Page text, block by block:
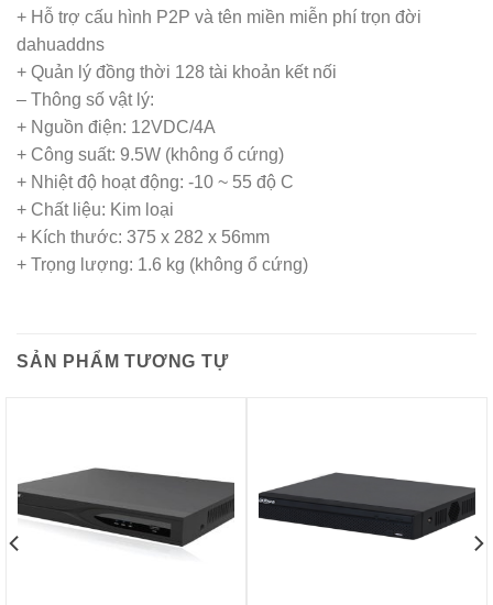
+ Hỗ trợ cấu hình P2P và tên miền miễn phí trọn đời
dahuaddns
+ Quản lý đồng thời 128 tài khoản kết nối
– Thông số vật lý:
+ Nguồn điện: 12VDC/4A
+ Công suất: 9.5W (không ổ cứng)
+ Nhiệt độ hoạt động: -10 ~ 55 độ C
+ Chất liệu: Kim loại
+ Kích thước: 375 x 282 x 56mm
+ Trọng lượng: 1.6 kg (không ổ cứng)
SẢN PHẨM TƯƠNG TỰ